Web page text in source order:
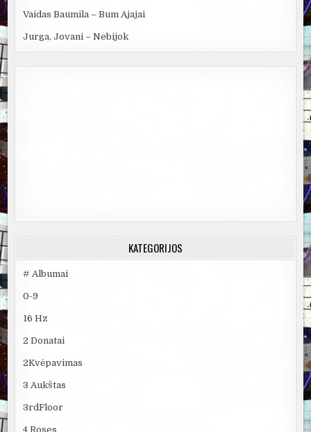
Vaidas Baumila – Bum Ajajai
Jurga, Jovani – Nebijok
KATEGORIJOS
# Albumai
0-9
16 Hz
2 Donatai
2Kvėpavimas
3 Aukštas
3rdFloor
4 Roses